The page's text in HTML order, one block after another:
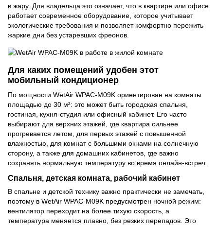
в жару. Для владельца это означает, что в квартире или офисе
работает современное оборудование, которое учитывает
экологические требования и позволяет комфортно пережить
жаркие дни без устаревших фреонов.
Для каких помещений удобен этот
мобильный кондиционер
По мощности WetAir WPAC-M09K ориентирован на комнаты
площадью до 30 м²: это может быть городская спальня,
гостиная, кухня-студия или офисный кабинет. Его часто
выбирают для верхних этажей, где квартира сильнее
прогревается летом, для первых этажей с повышенной
влажностью, для комнат с большими окнами на солнечную
сторону, а также для домашних кабинетов, где важно
сохранять нормальную температуру во время онлайн-встреч.
Спальня, детская комната, рабочий кабинет
В спальне и детской технику важно практически не замечать,
поэтому в WetAir WPAC-M09K предусмотрен ночной режим:
вентилятор переходит на более тихую скорость, а
температура меняется плавно, без резких перепадов. Это